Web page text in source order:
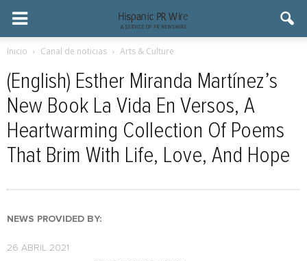
Inicio Canal de noticias Arts & Culture
(English) Esther Miranda Martínez’s
New Book La Vida En Versos, A
Heartwarming Collection Of Poems
That Brim With Life, Love, And Hope
NEWS PROVIDED BY:
26 ABRIL 2021